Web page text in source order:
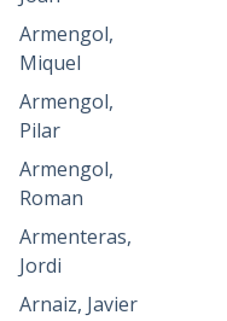
Armengol,
Miquel
Armengol,
Pilar
Armengol,
Roman
Armenteras,
Jordi
Arnaiz, Javier